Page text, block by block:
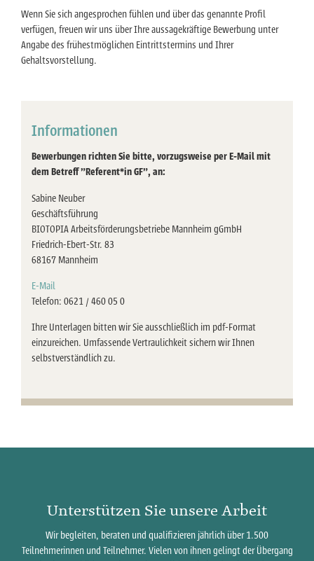
Wenn Sie sich angesprochen fühlen und über das genannte Profil
verfügen, freuen wir uns über Ihre aussagekräftige Bewerbung unter
Angabe des frühestmöglichen Eintrittstermins und Ihrer
Gehaltsvorstellung.
Informationen
Bewerbungen richten Sie bitte, vorzugsweise per E-Mail mit
dem Betreff "Referent*in GF", an:
Sabine Neuber
Geschäftsführung
BIOTOPIA Arbeitsförderungsbetriebe Mannheim gGmbH
Friedrich-Ebert-Str. 83
68167 Mannheim
E-Mail
Telefon: 0621 / 460 05 0
Ihre Unterlagen bitten wir Sie ausschließlich im pdf-Format
einzureichen. Umfassende Vertraulichkeit sichern wir Ihnen
selbstverständlich zu.
Unterstützen Sie unsere Arbeit
Wir begleiten, beraten und qualifizieren jährlich über 1.500
Teilnehmerinnen und Teilnehmer. Vielen von ihnen gelingt der Übergang